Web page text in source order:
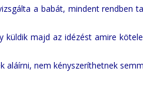
a babát, mindent rendben
majd az idézést amire
nem kényszeríthetnek